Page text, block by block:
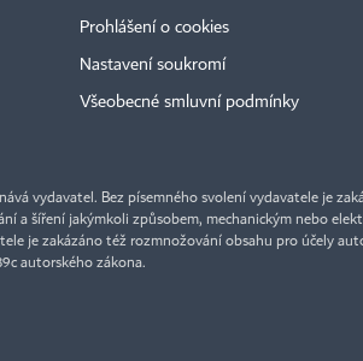
Prohlášení o cookies
Nastavení soukromí
Všeobecné smluvní podmínky
vydavatel. Bez písemného svolení vydavatele je
a šíření jakýmkoli způsobem, mechanickým nebo
je zakázáno též rozmnožování obsahu pro účely
autorského zákona.